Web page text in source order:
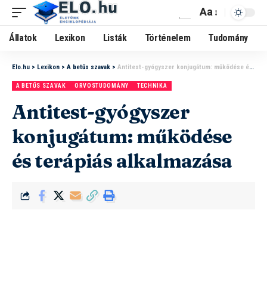
Aa
Állatok Lexikon Listák Történelem Tudomány
Elo.hu > Lexikon > A betűs szavak > Antitest-gyógyszer konjugátum: működése és terápiás alkalmazása
A BETŰS SZAVAK ORVOSTUDOMÁNY TECHNIKA
Antitest-gyógyszer
konjugátum: működése
és terápiás alkalmazása